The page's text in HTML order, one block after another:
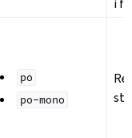
i
po
po-mono